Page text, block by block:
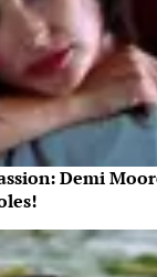
Demi